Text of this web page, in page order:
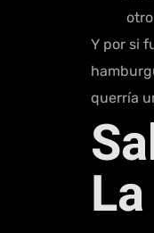
Y por si
querría